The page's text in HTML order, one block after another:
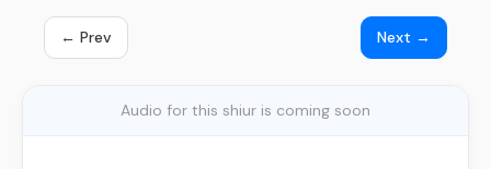
← Prev Next →
Audio for this shiur is coming soon